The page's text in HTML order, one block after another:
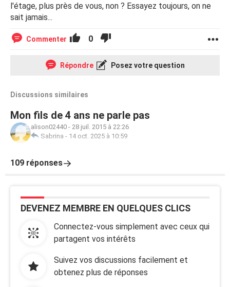
l'étage, plus près de vous, non ? Essayez toujours, on ne
sait jamais...
Commenter 0
Répondre Posez votre question
Discussions similaires
Mon fils de 4 ans ne parle pas
alison02440 - 28 juil. 2015 à 22:26
Sabrina - 14 oct. 2025 à 10:59
109 réponses
DEVENEZ MEMBRE EN QUELQUES CLICS
Connectez-vous simplement avec ceux qui
partagent vos intérêts
Suivez vos discussions facilement et
obtenez plus de réponses